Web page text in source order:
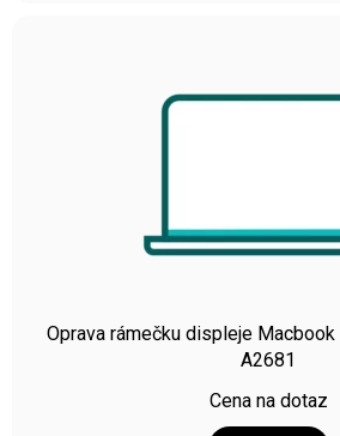
Oprava rámečku displeje Macbook
A2681
Cena na dotaz